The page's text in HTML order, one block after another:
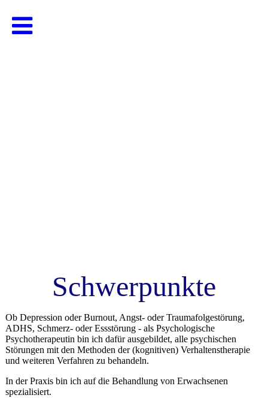
Schwerpunkte
Ob Depression oder Burnout, Angst- oder Traumafolgestörung,
ADHS, Schmerz- oder Essstörung - als Psychologische
Psychotherapeutin bin ich dafür ausgebildet, alle psychischen
Störungen mit den Methoden der (kognitiven) Verhaltenstherapie
und weiteren Verfahren zu behandeln.
In der Praxis bin ich auf die Behandlung von Erwachsenen
spezialisiert.